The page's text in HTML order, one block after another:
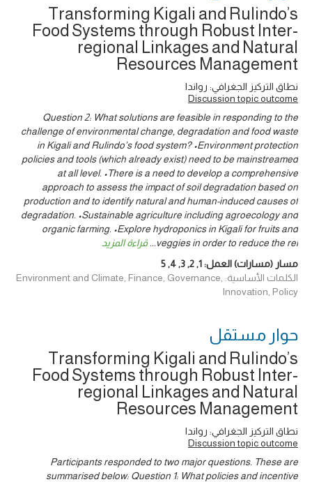
Transforming Kigali and Rulindo’s
Food Systems through Robust Inter-
regional Linkages and Natural
Resources Management
نطاق التركيز الجغرافي: رواندا
Discussion topic outcome
Question 2: What solutions are feasible in responding to the
challenge of environmental change, degradation and food waste
in Kigali and Rulindo’s food system? •Environment protection
policies and tools (which already exist) need to be mainstreamed
at all level. •There is a need to develop a comprehensive
approach to assess the impact of soil degradation based on
production and to identify natural and human-induced causes of
degradation. •Sustainable agriculture including agroecology and
organic farming. •Explore hydroponics in Kigali for fruits and
veggies in order to reduce the rel
... قراءة المزيد
مسار (مسارات) العمل:1
,
2
,
3
,
4
,
5
الكلمات الأساسية: Environment and Climate, Finance, Governance,
Innovation, Policy
حوار ‎مستقل
Transforming Kigali and Rulindo’s
Food Systems through Robust Inter-
regional Linkages and Natural
Resources Management
نطاق التركيز الجغرافي: رواندا
Discussion topic outcome
Participants responded to two major questions. These are
summarised below: Question 1: What policies and incentive